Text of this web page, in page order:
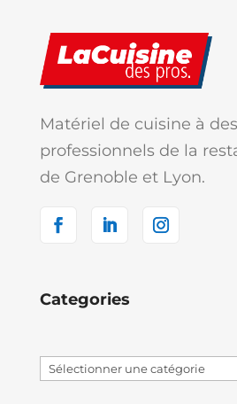
Matériel de cuisine à
professionnels de la
de Grenoble et Lyon.
Categories
Sélectionner